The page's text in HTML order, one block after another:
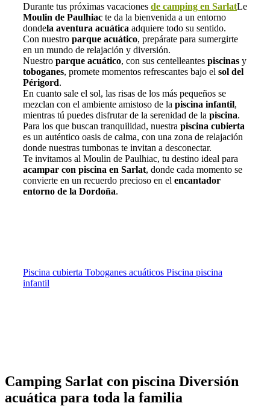
Durante tus próximas vacaciones de camping en SarlatLe
Moulin de Paulhiac te da la bienvenida a un entorno
dondela aventura acuática adquiere todo su sentido.
Con nuestro parque acuático, prepárate para sumergirte
en un mundo de relajación y diversión.
Nuestro parque acuático, con sus centelleantes piscinas y
toboganes, promete momentos refrescantes bajo el sol del
Périgord.
En cuanto sale el sol, las risas de los más pequeños se
mezclan con el ambiente amistoso de la piscina infantil,
mientras tú puedes disfrutar de la serenidad de la piscina.
Para los que buscan tranquilidad, nuestra piscina cubierta
es un auténtico oasis de calma, con una zona de relajación
donde nuestras tumbonas te invitan a desconectar.
Te invitamos al Moulin de Paulhiac, tu destino ideal para
acampar con piscina en Sarlat, donde cada momento se
convierte en un recuerdo precioso en el encantador
entorno de la Dordoña.
Piscina cubierta Toboganes acuáticos Piscina piscina
infantil
Camping Sarlat con piscina Diversión
acuática para toda la familia